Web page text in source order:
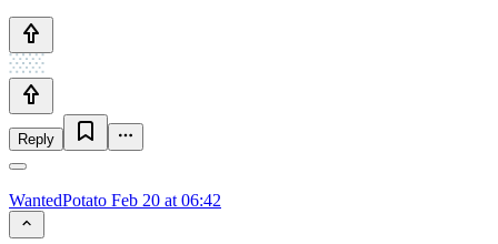
Reply
WantedPotato Feb 20 at 06:42